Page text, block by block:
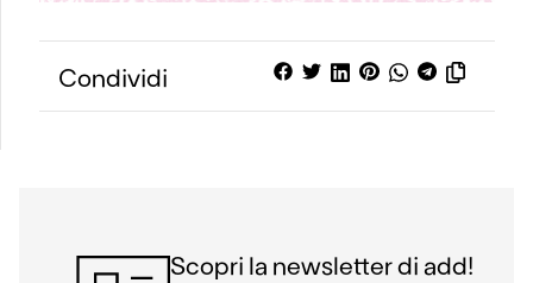
Condividi
Scopri la newsletter di add!